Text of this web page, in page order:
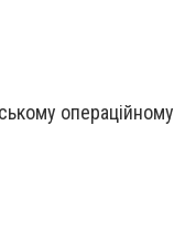
операційному